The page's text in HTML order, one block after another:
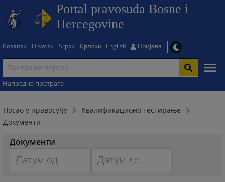
Portal pravosuđa Bosne i
Hercegovine
Bosanski Hrvatski Srpski Српски English Пријава
Напредна претрага
Посао у правосуђу
Квалификационо тестирање
Документи
Документи